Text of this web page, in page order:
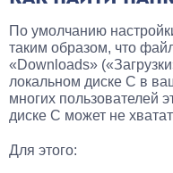
По умолчанию
таким образом, что
«Downloads»
локальном диске C в
многих пользователей
диске C может не
Для этого: